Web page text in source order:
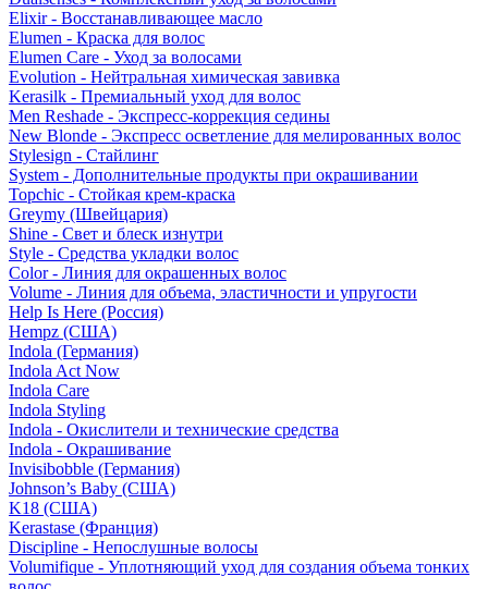
Elixir - Восстанавливающее масло
Elumen - Краска для волос
Elumen Care - Уход за волосами
Evolution - Нейтральная химическая завивка
Kerasilk - Премиальный уход для волос
Men Reshade - Экспресс-коррекция седины
New Blonde - Экспресс осветление для мелированных волос
Stylesign - Стайлинг
System - Дополнительные продукты при окрашивании
Topchic - Стойкая крем-краска
Greymy (Швейцария)
Shine - Свет и блеск изнутри
Style - Средства укладки волос
Color - Линия для окрашенных волос
Volume - Линия для объема, эластичности и упругости
Help Is Here (Россия)
Hempz (США)
Indola (Германия)
Indola Act Now
Indola Care
Indola Styling
Indola - Окислители и технические средства
Indola - Окрашивание
Invisibobble (Германия)
Johnson’s Baby (США)
K18 (США)
Kerastase (Франция)
Discipline - Непослушные волосы
Volumifique - Уплотняющий уход для создания объема тонких